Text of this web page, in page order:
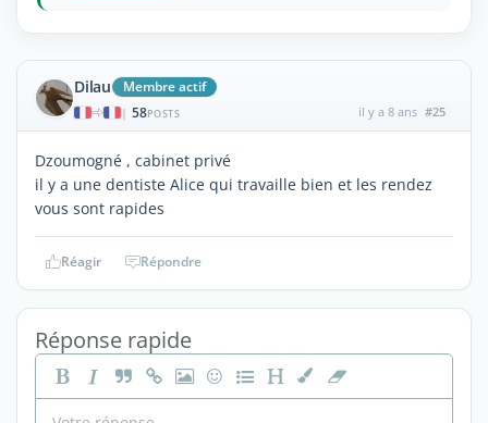
Dilau Membre actif
| 58POSTS il y a 8 ans #25
Dzoumogné , cabinet privé
il y a une dentiste Alice qui travaille bien et les rendez
vous sont rapides
Réagir Répondre
Réponse rapide